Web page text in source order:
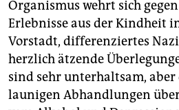
Organismus wehrt sich
Erlebnisse aus der Kindheit
Vorstadt, differenziertes
herzlich ätzende
sind sehr unterhaltsam,
launigen Abhandlungen